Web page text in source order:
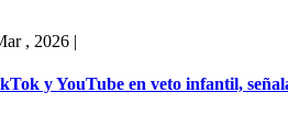
, 2026 |
y YouTube en veto infantil,